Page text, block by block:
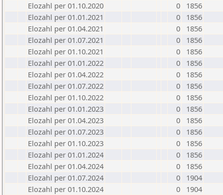
Elozahl per 01.10.2020
0
1856
Elozahl per 01.01.2021
0
1856
Elozahl per 01.04.2021
0
1856
Elozahl per 01.07.2021
0
1856
Elozahl per 01.10.2021
0
1856
Elozahl per 01.01.2022
0
1856
Elozahl per 01.04.2022
0
1856
Elozahl per 01.07.2022
0
1856
Elozahl per 01.10.2022
0
1856
Elozahl per 01.01.2023
0
1856
Elozahl per 01.04.2023
0
1856
Elozahl per 01.07.2023
0
1856
Elozahl per 01.10.2023
0
1856
Elozahl per 01.01.2024
0
1856
Elozahl per 01.04.2024
0
1856
Elozahl per 01.07.2024
0
1904
Elozahl per 01.10.2024
0
1904